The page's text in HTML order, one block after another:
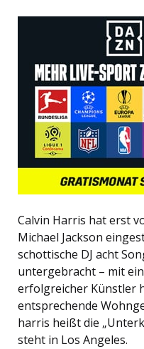
Calvin Harris hat erst
Michael Jackson
schottische DJ acht
untergebracht – mit
erfolgreicher Künstler
entsprechende
harris heißt die
steht in Los Angeles.